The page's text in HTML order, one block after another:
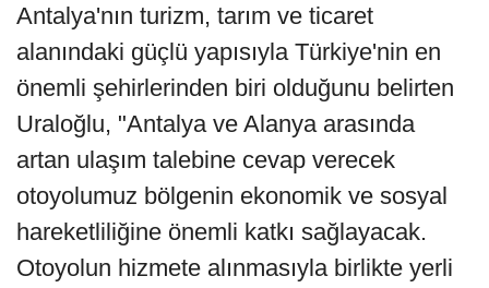
Antalya'nın turizm, tarım ve ticaret
alanındaki güçlü yapısıyla Türkiye'nin en
önemli şehirlerinden biri olduğunu belirten
Uraloğlu, "Antalya ve Alanya arasında
artan ulaşım talebine cevap verecek
otoyolumuz bölgenin ekonomik ve sosyal
hareketliliğine önemli katkı sağlayacak.
Otoyolun hizmete alınmasıyla birlikte yerli